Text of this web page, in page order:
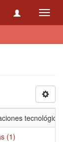
(1)